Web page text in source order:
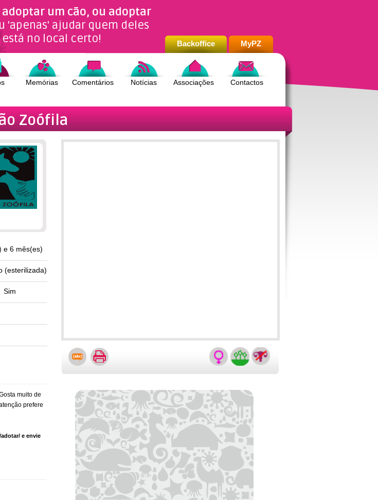
um cão, ou adoptar
'apenas' ajudar quem deles
no local certo!
Backoffice MyPZ
Memórias Comentários Notícias Associações Contactos
Zoófila
e 6 mês(es)
(esterilizada)
Sim
muito de
prefere
e envie